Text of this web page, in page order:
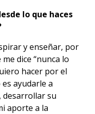
lo que haces
y enseñar, por
dice “nunca lo
hacer por el
ayudarle a
su
aporte a la